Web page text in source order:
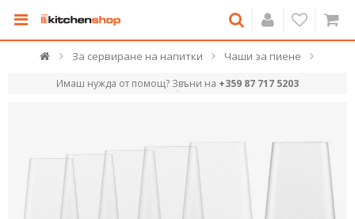
За сервиране на напитки Чаши за пиене
Имаш нужда от помощ? Звъни на +359 87 717 5203